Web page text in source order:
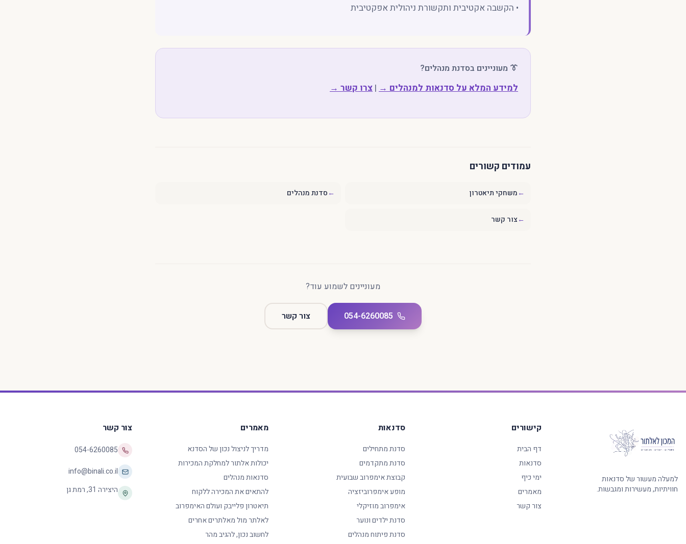
• הקשבה אקטיבית ותקשורת ניהולית אפקטיבית
👔 מעוניינים בסדנת מנהלים?
למידע המלא על סדנאות למנהלים → | צרו קשר →
עמודים קשורים
←משחקי תיאטרון ←סדנת מנהלים
←צור קשר
מעוניינים לשמוע עוד?
054-6260085 צור קשר
למעלה מעשור של סדנאות
חוויתיות, מעשירות ומגבשות.
קישורים
דף הבית
סדנאות
ימי כיף
מאמרים
צור קשר
סדנאות
סדנת מתחילים
סדנת מתקדמים
קבוצת אימפרוב שבועית
מופע אימפרוביזציה
אימפרוב מוזיקלי
סדנת ילדים ונוער
סדנת פיתוח מנהלים
מאמרים
מדריך לניצול נכון של הסדנא
יכולות אלתור למחלקת המכירות
סדנאות מנהלים
להתאים את המכירה ללקוח
תיאטרון פלייבק ועולם האימפרוב
לאלתר מול מאלתרים אחרים
לחשוב נכון, להגיב מהר
צור קשר
054-6260085
info@binali.co.il
היצירה 31
,רמת גן